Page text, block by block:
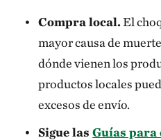
Compra local.El
mayor causa de
dónde vienen los
productos locales
excesos de envío.
Sigue lasGuías para